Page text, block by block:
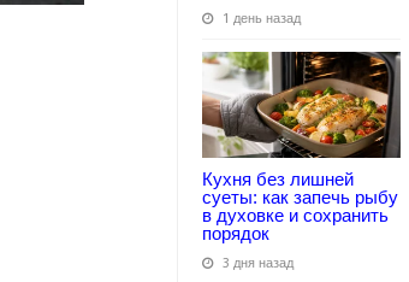
1 день назад
Кухня без лишней
суеты: как запечь рыбу
в духовке и сохранить
порядок
3 дня назад